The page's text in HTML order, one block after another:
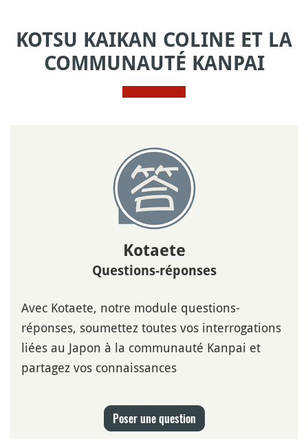
KOTSU KAIKAN COLINE ET LA
COMMUNAUTÉ KANPAI
Kotaete
Questions-réponses
Avec Kotaete, notre module questions-
réponses, soumettez toutes vos interrogations
liées au Japon à la communauté Kanpai et
partagez vos connaissances
Poser une question